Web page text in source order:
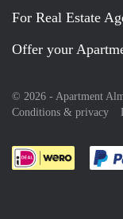
For Real Estate
Offer your
© 2026 - Apartment
Conditions & privacy